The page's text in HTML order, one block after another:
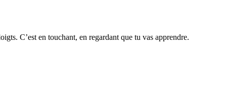
C’est en touchant, en regardant que tu vas apprendre.